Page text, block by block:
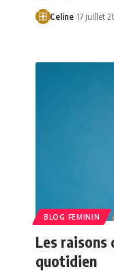
Celine 17 juillet
BLOG FEMININ
Les
quotidien